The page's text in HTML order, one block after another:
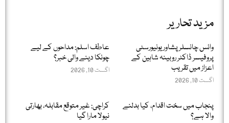
مزید تحاریر
وائس چانسلر پشاور یونیورسٹی
پروفیسر ڈاکٹر روبینہ شاہین کے
اعزاز میں تقریب
اگست 10, 2026
عاطف اسلم: مداحوں کے لیے
چونکا دینے والی خبر؟
اگست 10, 2026
پنجاب میں سخت اقدام، کیا بدلنے
والا ہے؟
کراچی: غیر متوقع مقابلہ، بھارتی
نیولا مارا گیا